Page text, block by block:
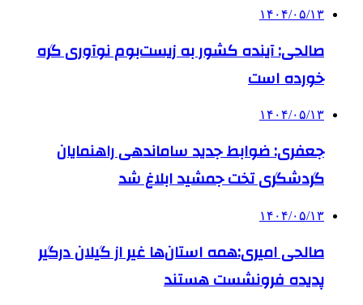
۱۴۰۴/۰۵/۱۳
صالحی: آینده کشور به زیست‌بوم نوآوری گره
خورده است
۱۴۰۴/۰۵/۱۳
جعفری: ضوابط جدید ساماندهی راهنمایان
گردشگری تخت جمشید ابلاغ شد
۱۴۰۴/۰۵/۱۳
صالحی امیری:همه استان‌ها غیر از گیلان درگیر
پدیده فرونشست هستند